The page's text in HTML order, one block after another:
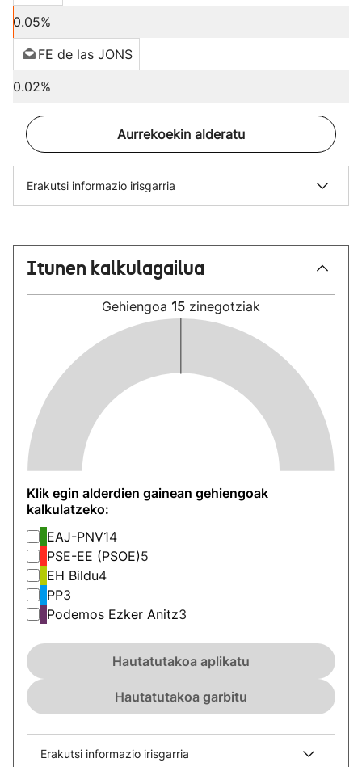
0.05%
FE de las JONS
0.02%
Aurrekoekin alderatu
Erakutsi informazio irisgarria
Itunen kalkulagailua
Gehiengoa 15 zinegotziak
Klik egin alderdien gainean gehiengoak
kalkulatzeko:
EAJ-PNV14
PSE-EE (PSOE)5
EH Bildu4
PP3
Podemos Ezker Anitz3
Hautatutakoa aplikatu
Hautatutakoa garbitu
Erakutsi informazio irisgarria